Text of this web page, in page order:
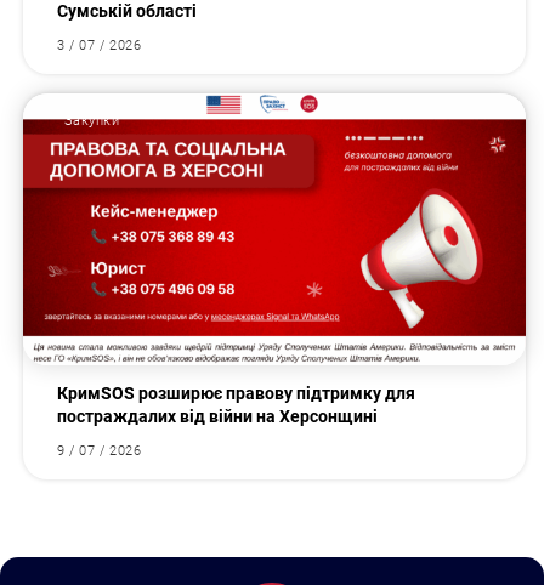
Сумській області
3 / 07 / 2026
Закупки
КримSOS розширює правову підтримку для
постраждалих від війни на Херсонщині
9 / 07 / 2026